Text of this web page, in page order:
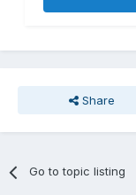
Share
Go to topic listing